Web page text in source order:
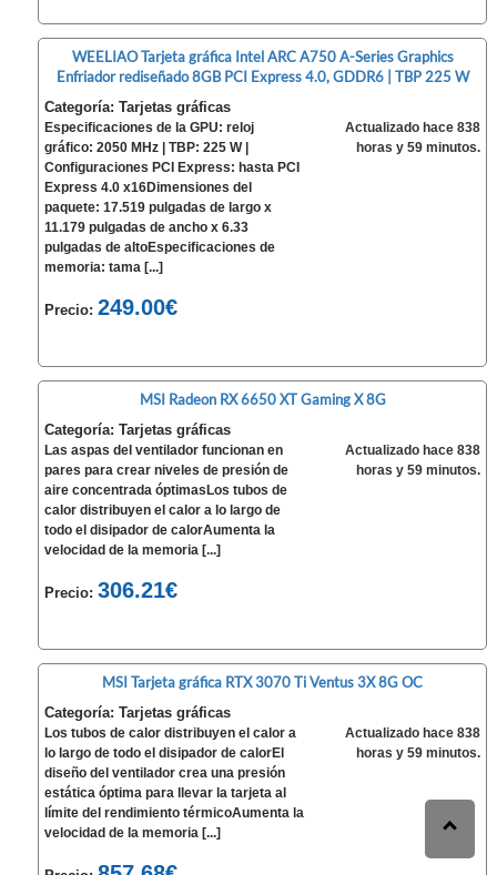
WEELIAO Tarjeta gráfica Intel ARC A750 A-Series Graphics
Enfriador rediseñado 8GB PCI Express 4.0, GDDR6 | TBP 225 W
Categoría: Tarjetas gráficas
Especificaciones de la GPU: reloj
gráfico: 2050 MHz | TBP: 225 W |
Configuraciones PCI Express: hasta PCI
Express 4.0 x16Dimensiones del
paquete: 17.519 pulgadas de largo x
11.179 pulgadas de ancho x 6.33
pulgadas de altoEspecificaciones de
memoria: tama [...]
Precio:249.00€
Actualizado hace 838
horas y 59 minutos.
MSI Radeon RX 6650 XT Gaming X 8G
Categoría: Tarjetas gráficas
Las aspas del ventilador funcionan en
pares para crear niveles de presión de
aire concentrada óptimasLos tubos de
calor distribuyen el calor a lo largo de
todo el disipador de calorAumenta la
velocidad de la memoria [...]
Precio:306.21€
Actualizado hace 838
horas y 59 minutos.
MSI Tarjeta gráfica RTX 3070 Ti Ventus 3X 8G OC
Categoría: Tarjetas gráficas
Los tubos de calor distribuyen el calor a
lo largo de todo el disipador de calorEl
diseño del ventilador crea una presión
estática óptima para llevar la tarjeta al
límite del rendimiento térmicoAumenta la
velocidad de la memoria [...]
Actualizado hace 838
horas y 59 minutos.